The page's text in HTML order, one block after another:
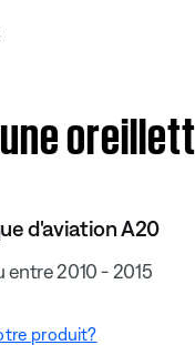
d'aviation A20
entre 2010 - 2015
produit?